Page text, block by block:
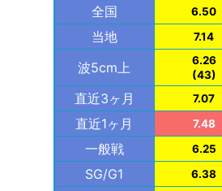
全国 6.50
当地 7.14
波5cm上
6.26
(43)
直近3ヶ月 7.07
直近1ヶ月 7.48
一般戦 6.25
SG/G1 6.38